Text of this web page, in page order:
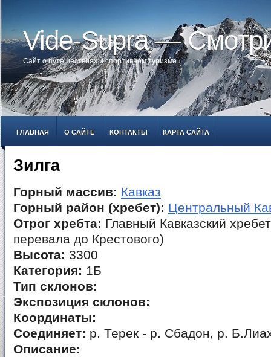
Vide-Supra —
Сайт о путешествиях и спортивном туризме
ГЛАВНАЯ О САЙТЕ КОНТАКТЫ КАРТА САЙТА
Зилга
Горный массив: Кавказ
Горный район (хребет): Центральный
Отрог хребта: Главный Кавказский
перевала до Крестового)
Высота: 3300
Категория: 1Б
Тип склонов:
Экспозиция склонов:
Координаты:
Соединяет: р. Терек - р. Сбадон, р.
Описание: